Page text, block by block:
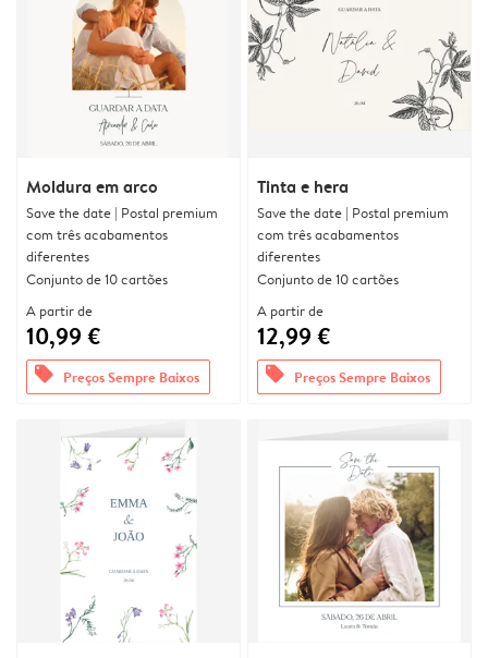
Moldura em arco
Save the date | Postal premium
com três acabamentos
diferentes
Conjunto de 10 cartões
A partir de
10,99 €
offers Preços Sempre Baixos
Tinta e hera
Save the date | Postal premium
com três acabamentos
diferentes
Conjunto de 10 cartões
A partir de
12,99 €
offers Preços Sempre Baixos